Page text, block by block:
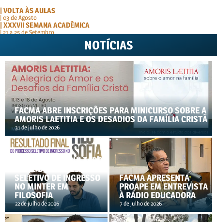
| VOLTA ÀS AULAS
| 03 de Agosto
| XXXVII SEMANA ACADÊMICA
| 21 a 25 de Setembro
NOTÍCIAS
FACMA ABRE INSCRIÇÕES PARA MINICURSO SOBRE A
AMORIS LAETITIA E OS DESADIOS DA FAMÍLIA CRISTÃ
31 de julho de 2026
PUBLICADO RESULTADO
FINAL DO PROCESSO
SELETIVO DE INGRESSO
NO MINTER EM
FILOSOFIA
22 de julho de 2026
FACMA APRESENTA
PROAPE EM ENTREVISTA
À RÁDIO EDUCADORA
7 de julho de 2026